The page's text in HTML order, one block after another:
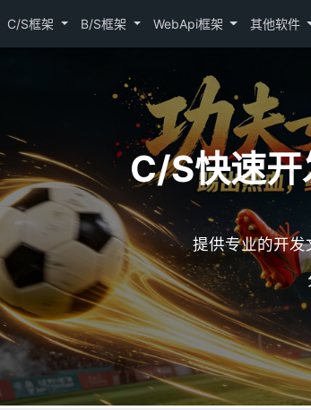
C/S框架 B/S框架 WebApi框架 其他软件
C/S快速
提供专业的开